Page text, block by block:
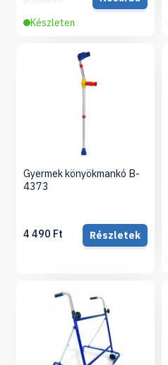
Készleten
Gyermek könyökmankó B-
4373
4 490 Ft Részletek